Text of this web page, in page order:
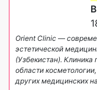
Orient Clinic —
эстетической
(Узбекистан). Клиника
области
других медицинских